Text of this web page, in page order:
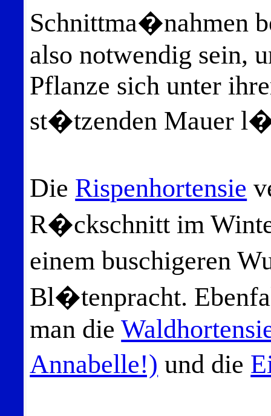
Schnittma�nahmen
also notwendig sein,
Pflanze sich unter
st�tzenden Mauer
Die Rispenhortensie
R�ckschnitt im
einem buschigeren
Bl�tenpracht.
man die
Annabelle!) und die